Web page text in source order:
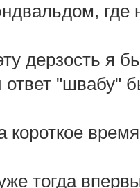
где
дерзость я
ответ "швабу"
короткое
тогда